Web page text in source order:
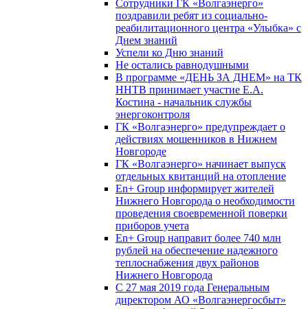
Сотрудники ГК «Волгаэнерго»
поздравили ребят из социально-
реабилитационного центра «Улыбка» с
Днем знаний
Успели ко Дню знаний
Не остались равнодушными
В программе «ДЕНЬ ЗА ДНЕМ» на ТК
ННТВ принимает участие Е.А.
Костина - начальник службы
энергоконтроля
ГК «Волгаэнерго» предупреждает о
действиях мошенников в Нижнем
Новгороде
ГК «Волгаэнерго» начинает выпуск
отдельных квитанций на отопление
En+ Group информирует жителей
Нижнего Новгорода о необходимости
проведения своевременной поверки
приборов учета
En+ Group направит более 740 млн
рублей на обеспечение надежного
теплоснабжения двух районов
Нижнего Новгорода
С 27 мая 2019 года Генеральным
директором АО «Волгаэнергосбыт»